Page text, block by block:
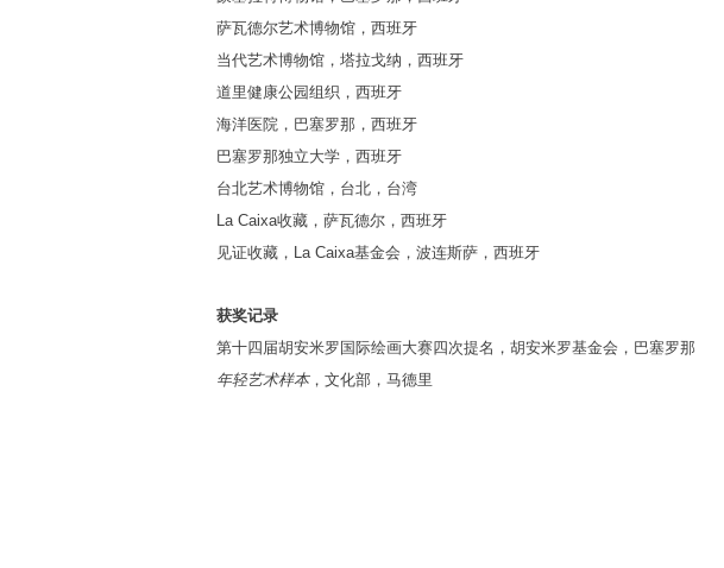
萨瓦德尔艺术博物馆，西班牙
当代艺术博物馆，塔拉戈纳，西班牙
道里健康公园组织，西班牙
海洋医院，巴塞罗那，西班牙
巴塞罗那独立大学，西班牙
台北艺术博物馆，台北，台湾
La Caixa收藏，萨瓦德尔，西班牙
见证收藏，La Caixa基金会，波连斯萨，西班牙
获奖记录
第十四届胡安米罗国际绘画大赛四次提名，胡安米罗基金会，巴塞罗那
年轻艺术样本，文化部，马德里